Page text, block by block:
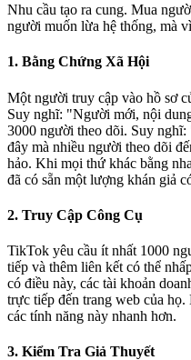
Nhu cầu tạo ra cung. Mua
người muốn lừa hệ thống, mà
1. Bằng Chứng Xã Hội
Một người truy cập vào hồ sơ
Suy nghĩ: "Người mới, nội
3000 người theo dõi. Suy
đây mà nhiều người theo dõi
hảo. Khi mọi thứ khác bằng
đã có sẵn một lượng khán giả
2. Truy Cập Công Cụ
TikTok yêu cầu ít nhất 1000
tiếp và thêm liên kết có thể
có điều này, các tài khoản
trực tiếp đến trang web của
các tính năng này nhanh hơn.
3. Kiểm Tra Giả Thuyết